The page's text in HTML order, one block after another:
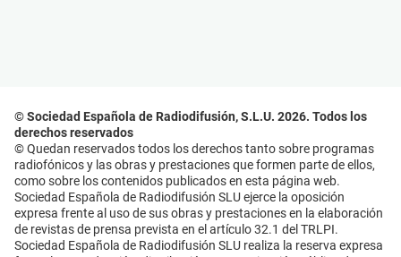
© Sociedad Española de Radiodifusión, S.L.U. 2026. Todos los
derechos reservados
© Quedan reservados todos los derechos tanto sobre programas
radiofónicos y las obras y prestaciones que formen parte de ellos,
como sobre los contenidos publicados en esta página web.
Sociedad Española de Radiodifusión SLU ejerce la oposición
expresa frente al uso de sus obras y prestaciones en la elaboración
de revistas de prensa prevista en el artículo 32.1 del TRLPI.
Sociedad Española de Radiodifusión SLU realiza la reserva expresa